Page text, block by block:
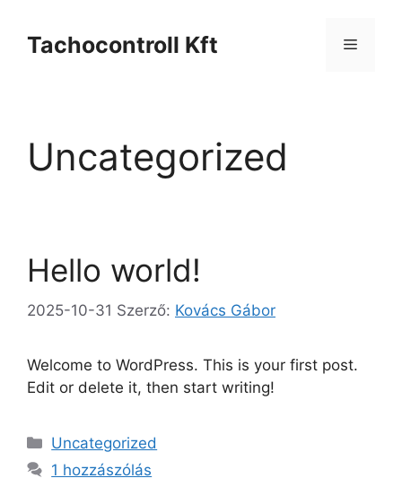
Tachocontroll Kft
Uncategorized
Hello world!
2025-10-31 Szerző: Kovács Gábor
Welcome to WordPress. This is your first post.
Edit or delete it, then start writing!
Uncategorized
1 hozzászólás